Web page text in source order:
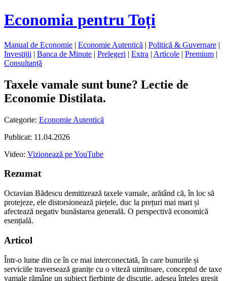
Economia pentru Toți
Manual de Economie | Economie Autentică | Politică & Guvernare |
Investiții | Banca de Minute | Prelegeri | Extra | Articole | Premium |
Consultanță
Taxele vamale sunt bune? Lectie de
Economie Distilata.
Categorie: Economie Autentică
Publicat: 11.04.2026
Video: Vizionează pe YouTube
Rezumat
Octavian Bădescu demitizează taxele vamale, arătând că, în loc să
protejeze, ele distorsionează piețele, duc la prețuri mai mari și
afectează negativ bunăstarea generală. O perspectivă economică
esențială.
Articol
Într-o lume din ce în ce mai interconectată, în care bunurile și
serviciile traversează granițe cu o viteză uimitoare, conceptul de taxe
vamale rămâne un subiect fierbinte de discuție, adesea înțeles greșit